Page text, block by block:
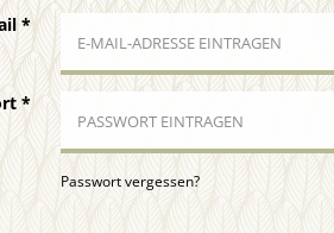
*
*
Passwort vergessen?